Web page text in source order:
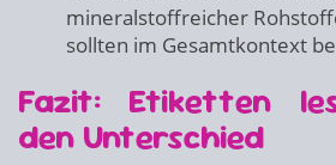
mineralstoffreicher
sollten im Gesamtkontext
Fazit: Etiketten
den Unterschied